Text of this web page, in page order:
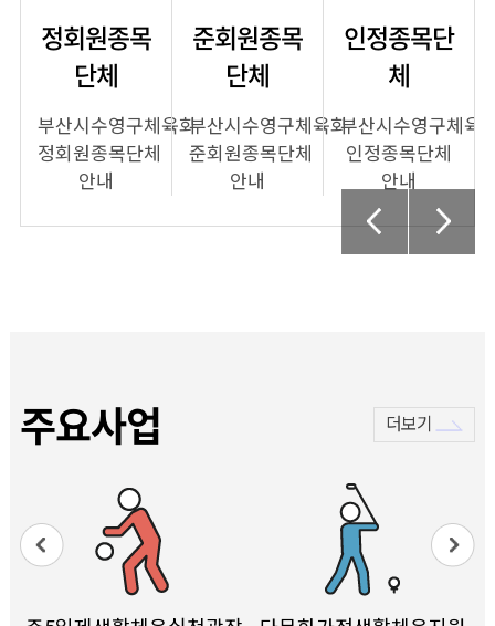
정회원종목
단체
부산시수영구체육회
정회원종목단체
안내
준회원종목
단체
부산시수영구체육회
준회원종목단체
안내
인정종목단
체
부산시수영구체육
인정종목단체
안내
주요사업 더보기